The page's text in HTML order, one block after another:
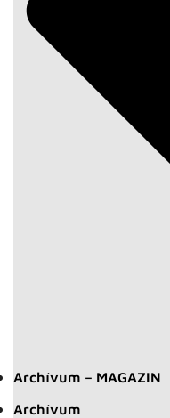
Archívum – MAGAZIN
Archívum